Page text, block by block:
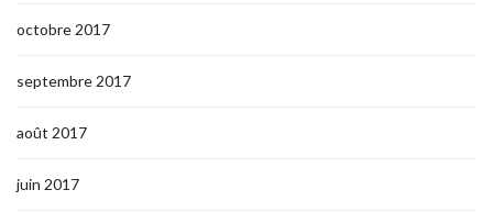
octobre 2017
septembre 2017
août 2017
juin 2017